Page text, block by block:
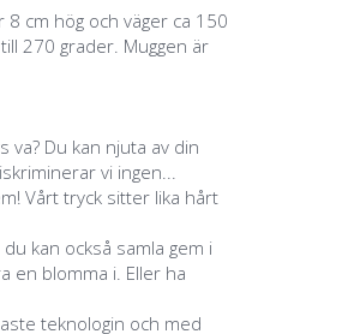
8 cm hög och väger ca 150
270 grader. Muggen är
va? Du kan njuta av din
vi ingen...
Vårt tryck sitter lika hårt
kan också samla gem i
en blomma i. Eller ha
teknologin och med